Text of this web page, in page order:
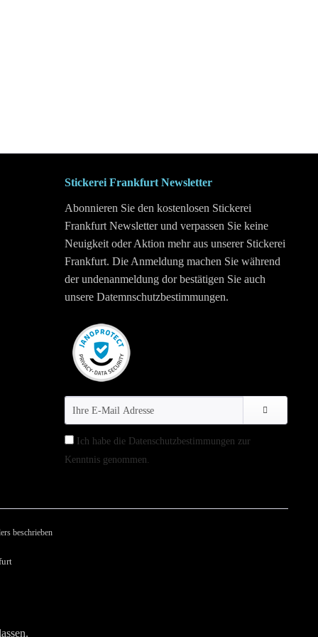
Stickerei Frankfurt Newsletter
Abonnieren Sie den kostenlosen Stickerei
Frankfurt Newsletter und verpassen Sie keine
Neuigkeit oder Aktion mehr aus unserer Stickerei
Frankfurt. Die Anmeldung machen Sie während
der undenanmeldung dor bestätigen Sie auch
unsere Datemnschutzbestimmungen.
Ich habe die Datenschutzbestimmungen zur
Kenntnis genommen.
beschrieben